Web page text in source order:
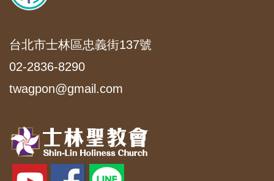
台北市士林區忠義街137號
02-2836-8290
twagpon@gmail.com